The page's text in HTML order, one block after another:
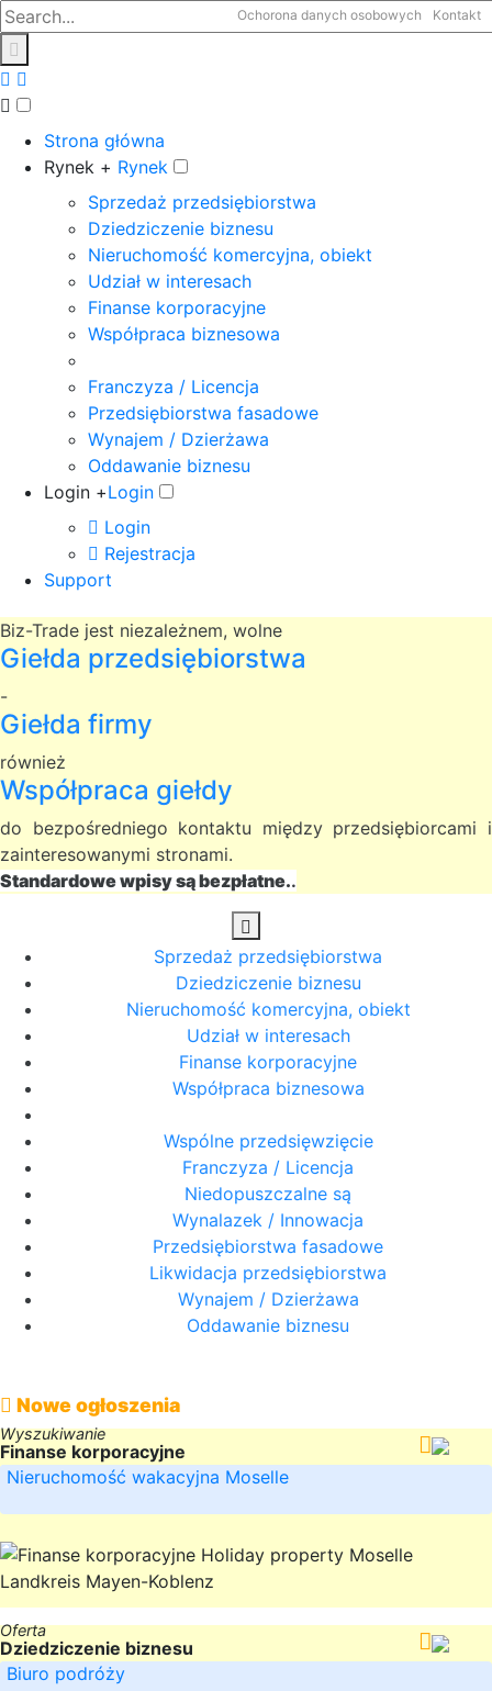
Ochorona danych osobowych Kontakt
Strona główna
Rynek + Rynek
Sprzedaż przedsiębiorstwa
Dziedziczenie biznesu
Nieruchomość komercyjna, obiekt
Udział w interesach
Finanse korporacyjne
Współpraca biznesowa
Franczyza / Licencja
Przedsiębiorstwa fasadowe
Wynajem / Dzierżawa
Oddawanie biznesu
Login +Login
Login
Rejestracja
Support
Biz-Trade jest niezależnem, wolne
Giełda przedsiębiorstwa
-
Giełda firmy
również
Współpraca giełdy
do bezpośredniego kontaktu między przedsiębiorcami i
zainteresowanymi stronami.
Standardowe wpisy są bezpłatne..
Sprzedaż przedsiębiorstwa
Dziedziczenie biznesu
Nieruchomość komercyjna, obiekt
Udział w interesach
Finanse korporacyjne
Współpraca biznesowa
Wspólne przedsięwzięcie
Franczyza / Licencja
Niedopuszczalne są
Wynalazek / Innowacja
Przedsiębiorstwa fasadowe
Likwidacja przedsiębiorstwa
Wynajem / Dzierżawa
Oddawanie biznesu
Nowe ogłoszenia
Wyszukiwanie
Finanse korporacyjne
Nieruchomość wakacyjna Moselle
Landkreis Mayen-Koblenz
Oferta
Dziedziczenie biznesu
Biuro podróży